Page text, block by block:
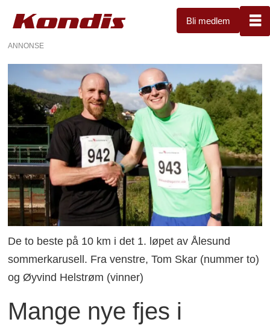
Bli medlem
ANNONSE
De to beste på 10 km i det 1. løpet av Ålesund
sommerkarusell. Fra venstre, Tom Skar (nummer to)
og Øyvind Helstrøm (vinner)
Mange nye fjes i